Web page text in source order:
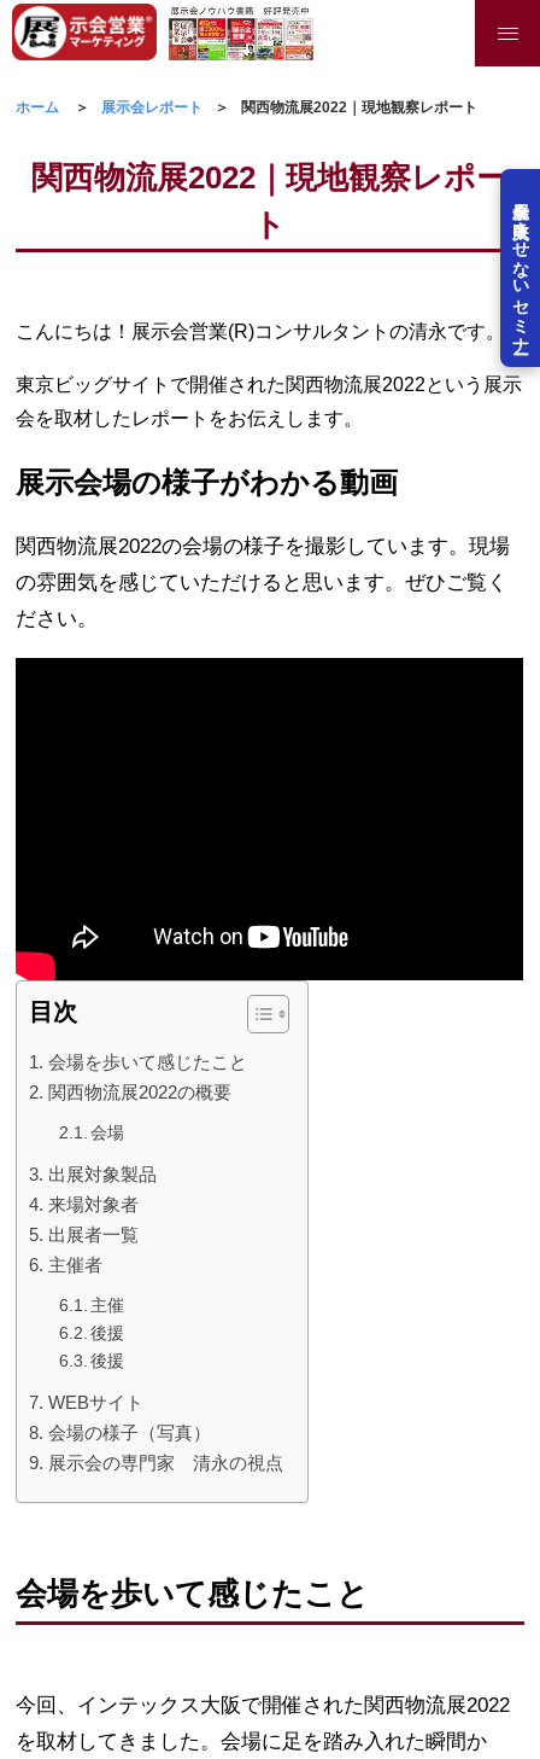
展示会を失敗させないセミナー
ホーム 展示会レポート 関西物流展2022｜現地観察レポート
関西物流展2022｜現地観察レポー
ト
こんにちは！展示会営業(R)コンサルタントの清永です。
東京ビッグサイトで開催された関西物流展2022という展示
会を取材したレポートをお伝えします。
展示会場の様子がわかる動画
関西物流展2022の会場の様子を撮影しています。現場
の雰囲気を感じていただけると思います。ぜひご覧く
ださい。
目次
会場を歩いて感じたこと
関西物流展2022の概要
会場
出展対象製品
来場対象者
出展者一覧
主催者
主催
後援
後援
WEBサイト
会場の様子（写真）
展示会の専門家 清永の視点
会場を歩いて感じたこと
今回、インテックス大阪で開催された関西物流展2022
を取材してきました。会場に足を踏み入れた瞬間か